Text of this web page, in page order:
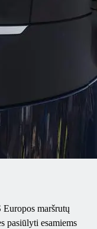
maršrutų
pasiūlyti esamiems